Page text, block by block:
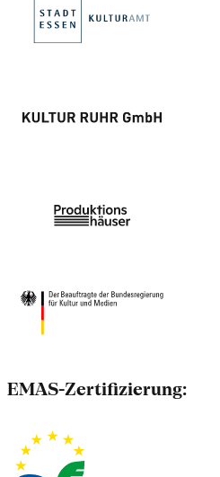
EMAS-Zertifizierung: